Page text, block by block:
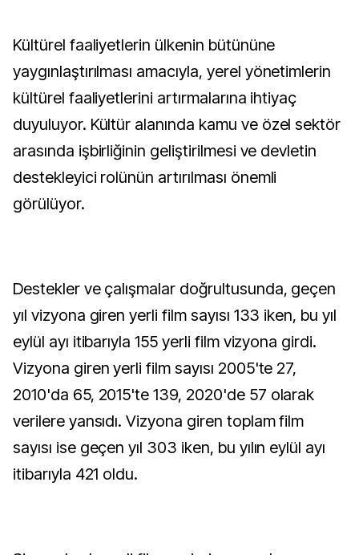
Kültürel faaliyetlerin ülkenin bütününe
yaygınlaştırılması amacıyla, yerel yönetimlerin
kültürel faaliyetlerini artırmalarına ihtiyaç
duyuluyor. Kültür alanında kamu ve özel sektör
arasında işbirliğinin geliştirilmesi ve devletin
destekleyici rolünün artırılması önemli
görülüyor.
Destekler ve çalışmalar doğrultusunda, geçen
yıl vizyona giren yerli film sayısı 133 iken, bu yıl
eylül ayı itibarıyla 155 yerli film vizyona girdi.
Vizyona giren yerli film sayısı 2005'te 27,
2010'da 65, 2015'te 139, 2020'de 57 olarak
verilere yansıdı. Vizyona giren toplam film
sayısı ise geçen yıl 303 iken, bu yılın eylül ayı
itibarıyla 421 oldu.